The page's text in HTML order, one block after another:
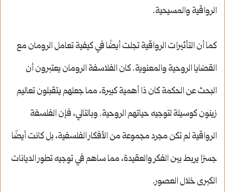
الرواقية والمسيحية.
كما أن التأثيرات الرواقية تجلت أيضًا في كيفية تعامل الرومان مع
القضايا الروحية والمعنوية. كان الفلاسفة الرومان يعتبرون أن
البحث عن الحكمة كان ذا أهمية كبيرة، مما جعلهم يتقبلون تعاليم
زينون كوسيلة لتوجيه حياتهم الروحية. وبالتالي، فإن الفلسفة
الرواقية لم تكن مجرد مجموعة من الأفكار الفلسفية، بل كانت أيضًا
جسرًا يربط بين الفكر والعقيدة، مما ساهم في توجيه تطور الديانات
الكبرى خلال العصور.